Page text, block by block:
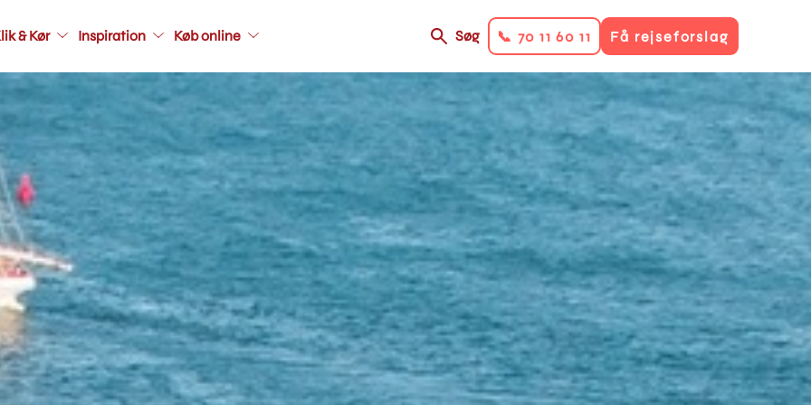
& Kør Inspiration Køb online
secondary
Søg 📞 70 11 60 11 Få rejseforslag